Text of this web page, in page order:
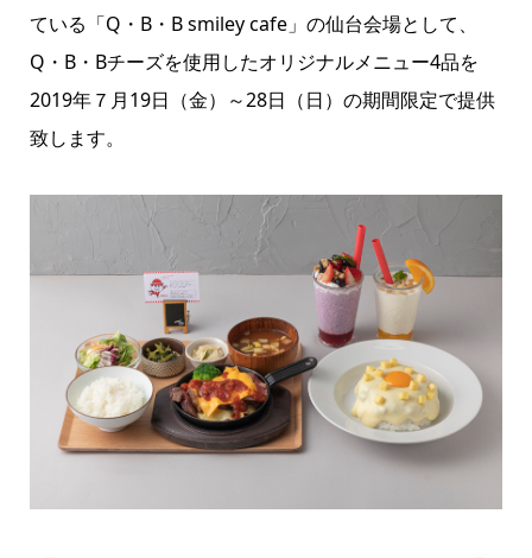
ている「Q・B・B smiley cafe」の仙台会場として、
Q・B・Bチーズを使用したオリジナルメニュー4品を
2019年７月19日（金）～28日（日）の期間限定で提供
致します。